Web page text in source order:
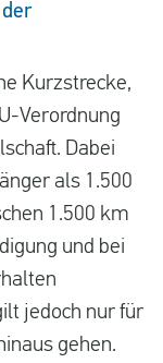
Kurzstrecke,
Verordnung
Dabei
als 1.500
1.500 km
und bei
jedoch nur für
gehen.